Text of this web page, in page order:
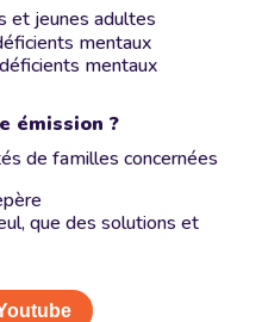
et jeunes adultes
mentaux
mentaux
émission ?
de familles concernées
que des solutions et